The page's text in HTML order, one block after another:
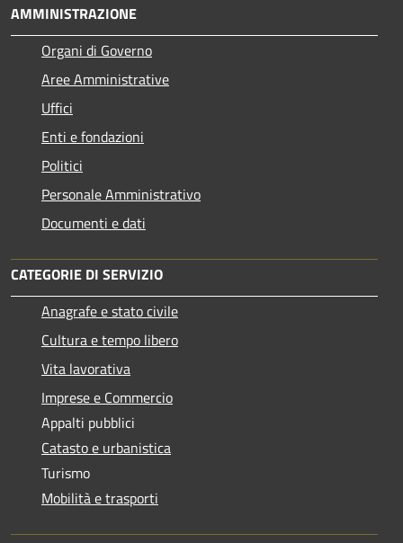
AMMINISTRAZIONE
Organi di Governo
Aree Amministrative
Uffici
Enti e fondazioni
Politici
Personale Amministrativo
Documenti e dati
CATEGORIE DI SERVIZIO
Anagrafe e stato civile
Cultura e tempo libero
Vita lavorativa
Imprese e Commercio
Appalti pubblici
Catasto e urbanistica
Turismo
Mobilità e trasporti